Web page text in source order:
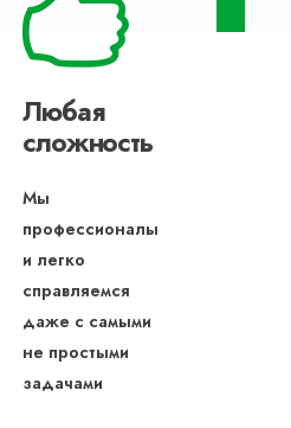
Любая
сложность
Мы
профессионалы
и легко
справляемся
даже с самыми
не простыми
задачами